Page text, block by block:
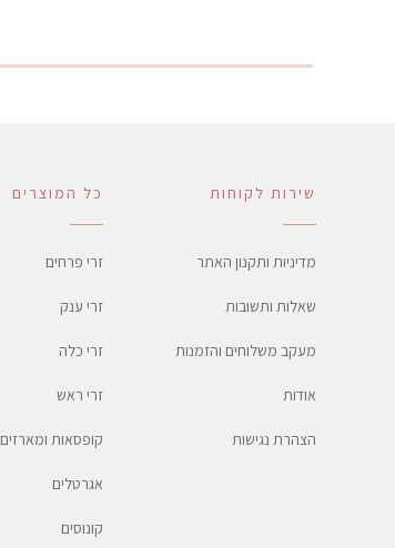
כל המוצרים
זרי פרחים
זרי ענק
זרי כלה
זרי ראש
קופסאות ומארזים
אגרטלים
קונוסים
שירות לקוחות
מדיניות ותקנון האתר
שאלות ותשובות
מעקב משלוחים והזמנות
אודות
הצהרת נגישות